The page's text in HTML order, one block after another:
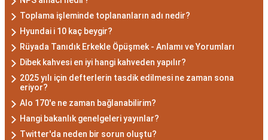
bulunur. Akrepler, hedeflerine ulaşmak için
kararlılıkla çalışan bireylerdir. Aynı zamanda,
zekalarını ve keskin gözlem yeteneklerini
kullanarak çözüm odaklıdırlar.
Akrep Burcu Erkeği
Özellikleri: Güçlü ve
Karizmatik
Toplama işleminde toplananların adı nedir?
Hyundai i 10 kaç beygir?
Rüyada Tanıdık Erkekle Öpüşmek - Anlamı ve Yorumları
Dibek kahvesi en iyi hangi kahveden yapılır?
2025 yılı için defterlerin tasdik edilmesi ne zaman sona
eriyor?
Alo 170'e ne zaman bağlanabilirim?
Hangi bakanlık genelgeleri yayınlar?
Twitter'da neden bir sorun oluştu?